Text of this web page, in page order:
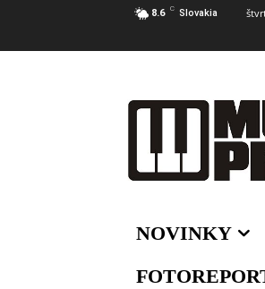
8.6 C Slovakia
NOVINKY